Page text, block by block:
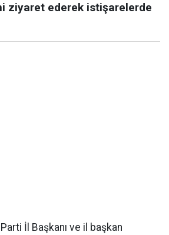
ziyaret ederek istişarelerde
İl Başkanı ve il başkan